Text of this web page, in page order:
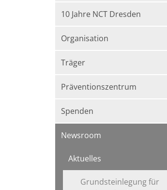
10 Jahre NCT Dresden
Organisation
Träger
Präventionszentrum
Spenden
Newsroom
Aktuelles
Grundsteinlegung für